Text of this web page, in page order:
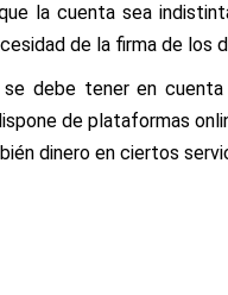
la cuenta sea
de la firma de los
debe tener en
de plataformas
dinero en ciertos